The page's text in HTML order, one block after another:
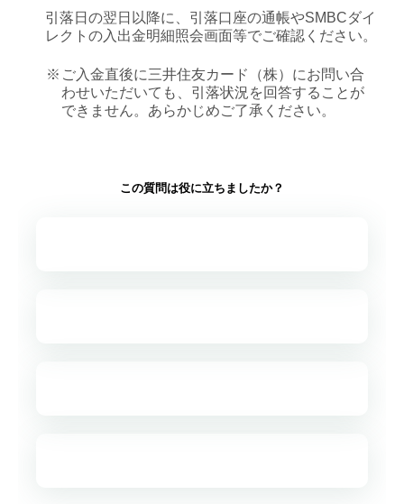
引落日の翌日以降に、引落口座の通帳やSMBCダイ
レクトの入出金明細照会画面等でご確認ください。
※ ご入金直後に三井住友カード（株）にお問い合
わせいただいても、引落状況を回答することが
できません。あらかじめご了承ください。
この質問は役に立ちましたか？